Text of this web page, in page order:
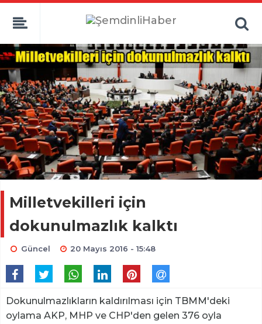
Milletvekilleri için
dokunulmazlık kalktı
Güncel 20 Mayıs 2016 - 15:48
Dokunulmazlıkların kaldırılması için TBMM'deki
oylama AKP, MHP ve CHP'den gelen 376 oyla